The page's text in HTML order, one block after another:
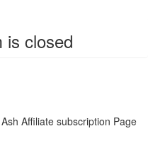
is closed
Affiliate subscription Page